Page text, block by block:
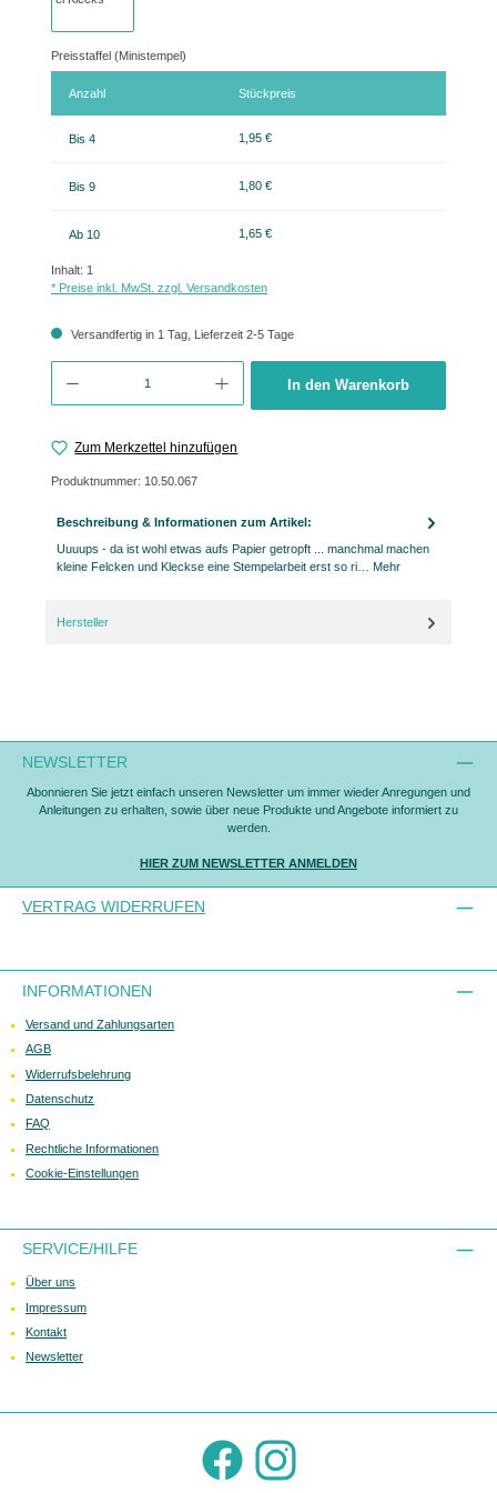
Preisstaffel (Ministempel)
Anzahl Stückpreis
Bis 4 1,95 €
Bis 9 1,80 €
Ab 10 1,65 €
Inhalt: 1
* Preise inkl. MwSt. zzgl. Versandkosten
Versandfertig in 1 Tag, Lieferzeit 2-5 Tage
In den Warenkorb
Zum Merkzettel hinzufügen
Produktnummer: 10.50.067
Beschreibung & Informationen zum Artikel:
Uuuups - da ist wohl etwas aufs Papier getropft ... manchmal machen
kleine Felcken und Kleckse eine Stempelarbeit erst so ri… Mehr
Hersteller
NEWSLETTER
Abonnieren Sie jetzt einfach unseren Newsletter um immer wieder Anregungen und
Anleitungen zu erhalten, sowie über neue Produkte und Angebote informiert zu
werden.
HIER ZUM NEWSLETTER ANMELDEN
VERTRAG WIDERRUFEN
INFORMATIONEN
Versand und Zahlungsarten
AGB
Widerrufsbelehrung
Datenschutz
FAQ
Rechtliche Informationen
Cookie-Einstellungen
SERVICE/HILFE
Über uns
Impressum
Kontakt
Newsletter
Facebook Instagram